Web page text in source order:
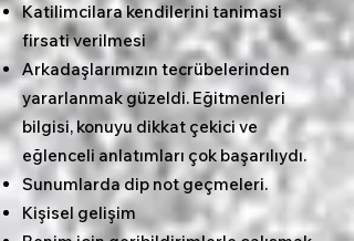
Katilimcilara kendilerini tanimasi
firsati verilmesi
Arkadaşlarımızın tecrübelerinden
yararlanmak güzeldi. Eğitmenleri
bilgisi, konuyu dikkat çekici ve
eğlenceli anlatımları çok başarılıydı.
Sunumlarda dip not geçmeleri.
Kişisel gelişim